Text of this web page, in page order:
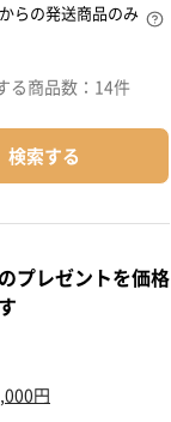
らの発送商品のみ
る商品数： 14件
検索する
プレゼントを価格
円